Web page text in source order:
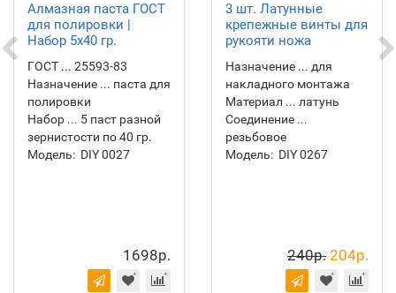
Алмазная паста ГОСТ
для полировки |
Набор 5х40 гр.
ГОСТ ... 25593-83
Назначение ... паста для
полировки
Набор ... 5 паст разной
зернистости по 40 гр.
Модель: DIY 0027
1698р.
3 шт. Латунные
крепежные винты для
рукояти ножа
Назначение ... для
накладного монтажа
Материал ... латунь
Соединение ...
резьбовое
Модель: DIY 0267
240р. 204р.